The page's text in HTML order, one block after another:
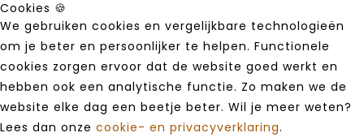
Cookies 🍪
We gebruiken cookies en vergelijkbare technologieën
om je beter en persoonlijker te helpen. Functionele
cookies zorgen ervoor dat de website goed werkt en
hebben ook een analytische functie. Zo maken we de
website elke dag een beetje beter. Wil je meer weten?
Lees dan onze cookie- en privacyverklaring.